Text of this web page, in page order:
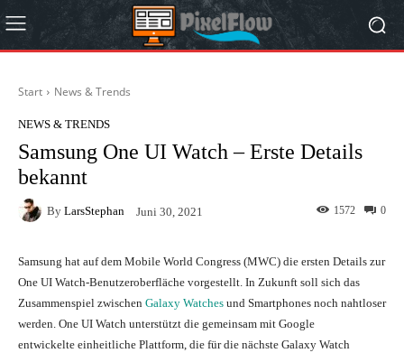
Start News & Trends
NEWS & TRENDS
Samsung One UI Watch – Erste Details
bekannt
By LarsStephan Juni 30, 2021 0
1572
Samsung hat auf dem Mobile World Congress (MWC) die ersten Details zur
One UI Watch-Benutzeroberfläche vorgestellt. In Zukunft soll sich das
Zusammenspiel zwischen Galaxy Watches und Smartphones noch nahtloser
werden. One UI Watch unterstützt die gemeinsam mit Google
entwickelte einheitliche Plattform, die für die nächste Galaxy Watch